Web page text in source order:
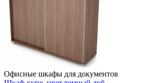
Офисные шкафы для документов